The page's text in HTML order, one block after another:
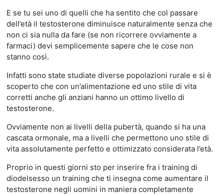
E se tu sei uno di quelli che ha sentito che col passare
dell’età il testosterone diminuisce naturalmente senza che
non ci sia nulla da fare (se non ricorrere ovviamente a
farmaci) devi semplicemente sapere che le cose non
stanno così.
Infatti sono state studiate diverse popolazioni rurale e si è
scoperto che con un’alimentazione ed uno stile di vita
corretti anche gli anziani hanno un ottimo livello di
testosterone.
Ovviamente non ai livelli della pubertà, quando si ha una
cascata ormonale, ma a livelli che permettono uno stile di
vita assolutamente perfetto e ottimizzato considerata l’età.
Proprio in questi giorni sto per inserire fra i training di
diodelsesso un training che ti insegna come aumentare il
testosterone negli uomini in maniera completamente